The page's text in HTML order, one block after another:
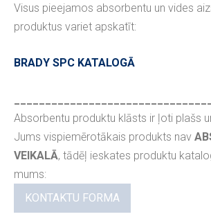
Visus pieejamos absorbentu un vides
produktus variet apskatīt:
BRADY SPC KATALOGĀ
Absorbentu produktu klāsts ir ļoti plašs
Jums vispiemērotākais produkts nav
VEIKALĀ, tādēļ ieskates produktu
mums:
KONTAKTU FORMA